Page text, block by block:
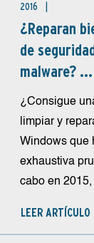
2016
¿Reparan
de
malware? ...
¿Consigue
limpiar y
Windows que
exhaustiva
cabo en
LEER ARTÍCULO